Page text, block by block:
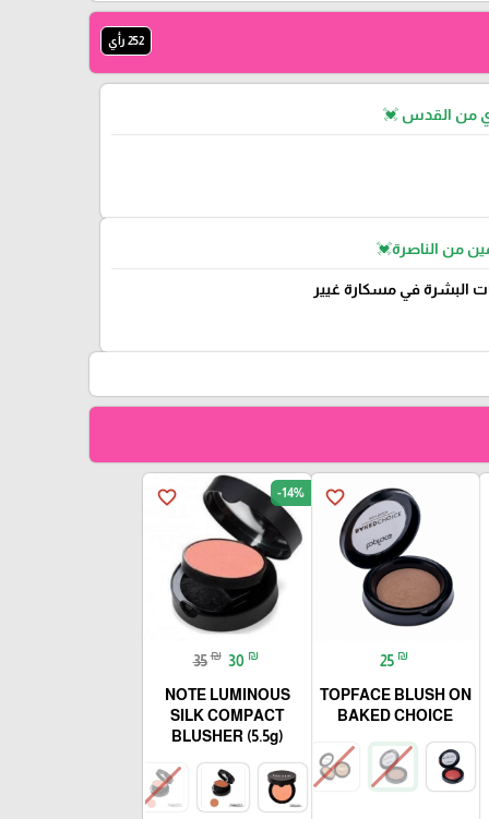
252 رأي
من القدس 💓
من الناصرة💓
البشرة في مسكارة غيير
favorite_border
25 ₪
TOPFACE BLUSH ON
BAKED CHOICE
favorite_border -14%
35 ₪ 30 ₪
NOTE LUMINOUS
SILK COMPACT
BLUSHER (5.5g)